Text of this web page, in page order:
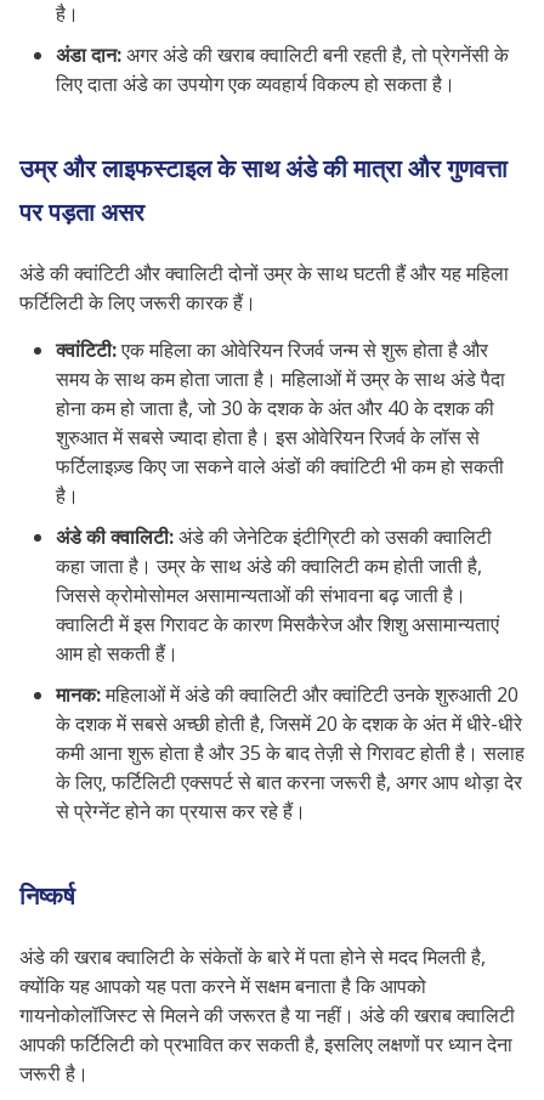
है।
अंडा दान:अगर अंडे की खराब क्वालिटी बनी रहती है, तो प्रेगनेंसी के
लिए दाता अंडे का उपयोग एक व्यवहार्य विकल्प हो सकता है।
उम्र और लाइफस्टाइल के साथ अंडे की मात्रा और गुणवत्ता
पर पड़ता असर
अंडे की क्वांटिटी और क्वालिटी दोनों उम्र के साथ घटती हैं और यह महिला
फर्टिलिटी के लिए जरूरी कारक हैं।
क्वांटिटी:एक महिला का ओवेरियन रिजर्व जन्म से शुरू होता है और
समय के साथ कम होता जाता है। महिलाओं में उम्र के साथ अंडे पैदा
होना कम हो जाता है, जो 30 के दशक के अंत और 40 के दशक की
शुरुआत में सबसे ज्यादा होता है। इस ओवेरियन रिजर्व के लॉस से
फर्टिलाइज़्ड किए जा सकने वाले अंडों की क्वांटिटी भी कम हो सकती
है।
अंडे की क्वालिटी:अंडे की जेनेटिक इंटीग्रिटी को उसकी क्वालिटी
कहा जाता है। उम्र के साथ अंडे की क्वालिटी कम होती जाती है,
जिससे क्रोमोसोमल असामान्यताओं की संभावना बढ़ जाती है।
क्वालिटी में इस गिरावट के कारण मिसकैरेज और शिशु असामान्यताएं
आम हो सकती हैं।
मानक:महिलाओं में अंडे की क्वालिटी और क्वांटिटी उनके शुरुआती 20
के दशक में सबसे अच्छी होती है, जिसमें 20 के दशक के अंत में धीरे-धीरे
कमी आना शुरू होता है और 35 के बाद तेज़ी से गिरावट होती है। सलाह
के लिए, फर्टिलिटी एक्सपर्ट से बात करना जरूरी है, अगर आप थोड़ा देर
से प्रेग्नेंट होने का प्रयास कर रहे हैं।
निष्कर्ष
अंडे की खराब क्वालिटी के संकेतों के बारे में पता होने से मदद मिलती है,
क्योंकि यह आपको यह पता करने में सक्षम बनाता है कि आपको
गायनोकोलॉजिस्ट से मिलने की जरूरत है या नहीं। अंडे की खराब क्वालिटी
आपकी फर्टिलिटी को प्रभावित कर सकती है, इसलिए लक्षणों पर ध्यान देना
जरूरी है।